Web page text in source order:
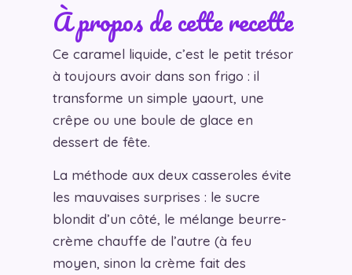
À propos de cette recette
Ce caramel liquide, c’est le petit trésor
à toujours avoir dans son frigo : il
transforme un simple yaourt, une
crêpe ou une boule de glace en
dessert de fête.
La méthode aux deux casseroles évite
les mauvaises surprises : le sucre
blondit d’un côté, le mélange beurre-
crème chauffe de l’autre (à feu
moyen, sinon la crème fait des